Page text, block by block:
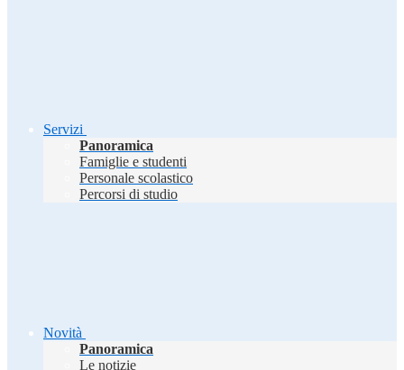
Servizi
Panoramica
Famiglie e studenti
Personale scolastico
Percorsi di studio
Novità
Panoramica
Le notizie